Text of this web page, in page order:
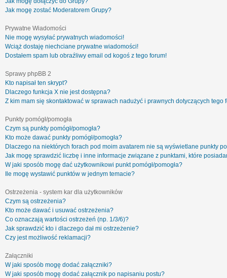
Jak mogę zostać Moderatorem Grupy?
Prywatne Wiadomości
Nie mogę wysyłać prywatnych wiadomości!
Wciąż dostaję niechciane prywatne wiadomości!
Dostałem spam lub obraźliwy email od kogoś z tego forum!
Sprawy phpBB 2
Kto napisał ten skrypt?
Dlaczego funkcja X nie jest dostępna?
Z kim mam się skontaktować w sprawach nadużyć i prawnych dotyczących tego
Punkty pomógł/pomogła
Czym są punkty pomógł/pomogła?
Kto może dawać punkty pomógł/pomogła?
Dlaczego na niektórych forach pod moim avatarem nie są wyświetlane punkty
Jak mogę sprawdzić liczbę i inne informacje związane z punktami, które
W jaki sposób mogę dać użytkownikowi punkt pomógł/pomogła?
Ile mogę wystawić punktów w jednym temacie?
Ostrzeżenia - system kar dla użytkowników
Czym są ostrzeżenia?
Kto może dawać i usuwać ostrzeżenia?
Co oznaczają wartości ostrzeżeń (np. 1/3/6)?
Jak sprawdzić kto i dlaczego dał mi ostrzeżenie?
Czy jest możliwość reklamacji?
Załączniki
W jaki sposób mogę dodać załączniki?
W jaki sposób mogę dodać załącznik po napisaniu postu?